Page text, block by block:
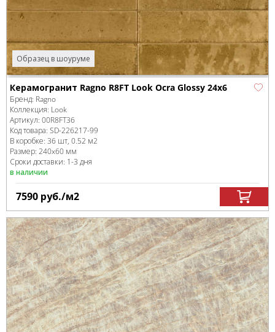
Образец в шоуруме
Керамогранит Ragno R8FT Look Ocra Glossy 24x6
Бренд: Ragno
Коллекция: Look
Артикул: 00R8FT36
Код товара: SD-226217-99
В коробке: 36 шт, 0.52 м2
Размер: 240x60 мм
Сроки доставки: 1-3 дня
в наличии
7590 руб./м2